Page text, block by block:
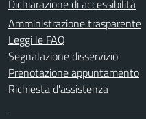
Dichiarazione di accessibilità
Amministrazione trasparente
Leggi le FAQ
Segnalazione disservizio
Prenotazione appuntamento
Richiesta d'assistenza